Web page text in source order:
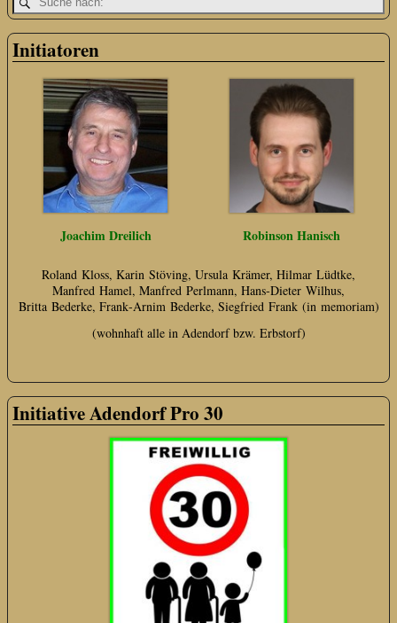
Initiatoren
Joachim Dreilich Robinson Hanisch
Roland Kloss, Karin Stöving, Ursula Krämer, Hilmar Lüdtke,
Manfred Hamel, Manfred Perlmann, Hans‑Dieter Wilhus,
Britta Bederke, Frank‑Arnim Bederke, Siegfried Frank (in memoriam)
(wohnhaft alle in Adendorf bzw. Erbstorf)
Initiative Adendorf Pro 30